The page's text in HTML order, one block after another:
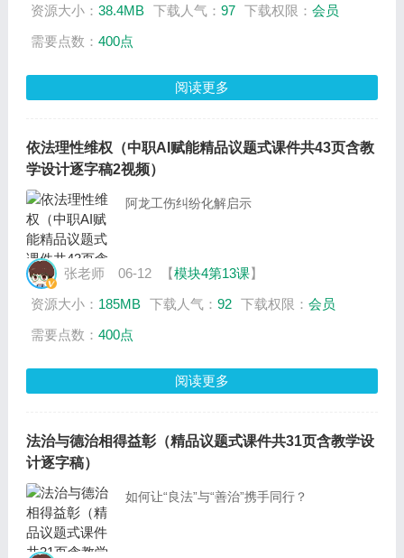
资源大小： 38.4MB 下载人气： 97 下载权限： 会员
需要点数： 400点
阅读更多
依法理性维权（中职AI赋能精品议题式课件共43页含教
学设计逐字稿2视频）
阿龙工伤纠纷化解启示
张老师 06-12 【模块4第13课】
资源大小： 185MB 下载人气： 92 下载权限： 会员
需要点数： 400点
阅读更多
法治与德治相得益彰（精品议题式课件共31页含教学设
计逐字稿）
如何让“良法”与“善治”携手同行？